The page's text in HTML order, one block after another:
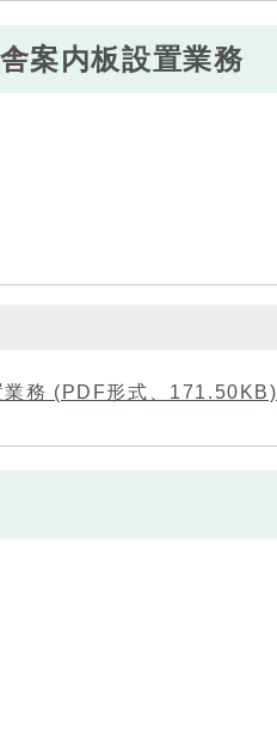
案内板設置業務
業務 (PDF形式、171.50KB)